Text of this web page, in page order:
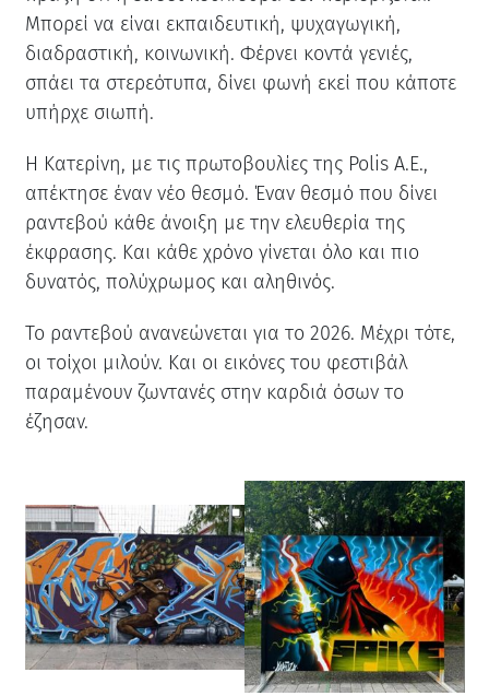
Μπορεί να είναι εκπαιδευτική, ψυχαγωγική,
διαδραστική, κοινωνική. Φέρνει κοντά γενιές,
σπάει τα στερεότυπα, δίνει φωνή εκεί που κάποτε
υπήρχε σιωπή.
Η Κατερίνη, με τις πρωτοβουλίες της Polis Α.Ε.,
απέκτησε έναν νέο θεσμό. Έναν θεσμό που δίνει
ραντεβού κάθε άνοιξη με την ελευθερία της
έκφρασης. Και κάθε χρόνο γίνεται όλο και πιο
δυνατός, πολύχρωμος και αληθινός.
Το ραντεβού ανανεώνεται για το 2026. Μέχρι τότε,
οι τοίχοι μιλούν. Και οι εικόνες του φεστιβάλ
παραμένουν ζωντανές στην καρδιά όσων το
έζησαν.